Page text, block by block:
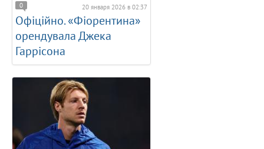
0 20 января 2026 в 02:37
Офіційно. «Фіорентина»
орендувала Джека
Гаррісона